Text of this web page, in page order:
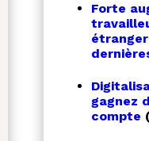
Forte
gagnez
compte